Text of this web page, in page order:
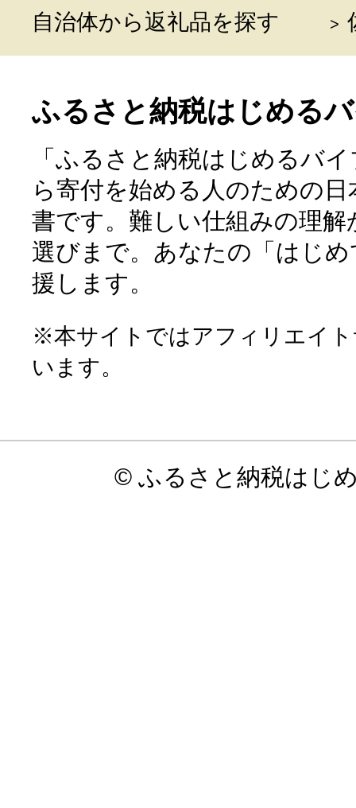
自治体から返礼品を探す
ふるさと納税はじめる
「ふるさと納税はじめるバ
ら寄付を始める人のための
書です。難しい仕組みの理
選びまで。あなたの「はじ
援します。
※本サイトではアフィリエイ
います。
© ふるさと納税はじ